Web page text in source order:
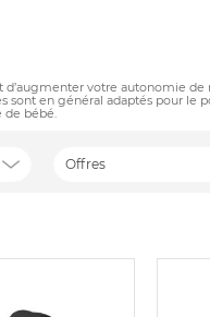
votre autonomie
sont en général adaptés pour le
de bébé.
Offres